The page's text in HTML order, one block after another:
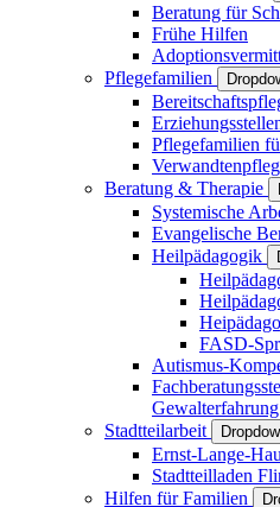
Beratung für
Frühe Hilfen
Pflegefamilien
Pflegefamilien
Beratung & Therapie
Systemische
Evangelische
Heilpädagogik
FASD-
Autismus-
Gewalterfahrung
Stadtteilarbeit
Ernst-Lange-
Stadtteilladen
Hilfen für Familien